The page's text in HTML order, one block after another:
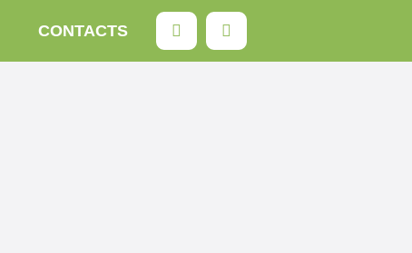
CONTACTS Rechercher